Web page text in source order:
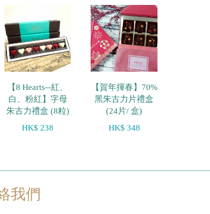
【8 Hearts--紅、
白、粉紅】字母
朱古力禮盒 (8粒)
HK$ 238
【賀年揮春】70%
黑朱古力片禮盒
(24片/ 盒)
HK$ 348
我們